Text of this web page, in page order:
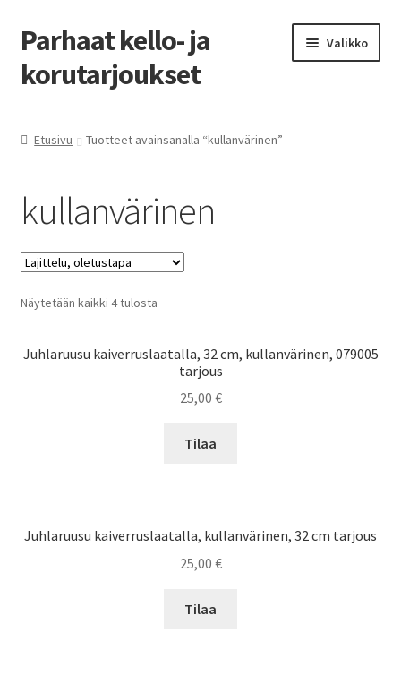
Siirry
navigointiin
Siirry
sisältöön
Parhaat kello- ja
korutarjoukset
Valikko
Etusivu Tuotteet avainsanalla “kullanvärinen”
kullanvärinen
Näytetään kaikki 4 tulosta
Juhlaruusu kaiverruslaatalla, 32 cm, kullanvärinen, 079005
tarjous
25,00 €
Tilaa
Juhlaruusu kaiverruslaatalla, kullanvärinen, 32 cm tarjous
25,00 €
Tilaa